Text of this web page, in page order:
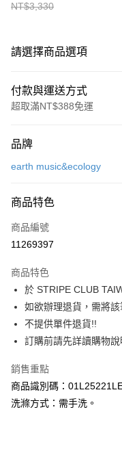
NT$3,330
請選擇商品選項
付款與運送方式
超取滿NT$388免運
信用卡一次付款
3 期 0 利率 每期
合作金庫商業銀行
上海商業儲蓄銀行
臺灣中小企業銀行
匯豐（台灣）商業銀行
聯邦商業銀行
元大商業銀行
玉山商業銀行
台灣樂天信用卡公司
超商取貨付款
LINE Pay
Apple Pay
街口支付
悠遊付
大哥付你分期
相關說明
【大哥付你分期使用說明】
品牌
earth music&ecology
商品特色
商品編號
11269397
商品特色
於 STRIPE CLUB
如欲辦理退貨，需將該
不提供單件退貨!!
訂購前請先詳讀購物
銷售重點
商品識別碼：
洗滌方式：需手洗。